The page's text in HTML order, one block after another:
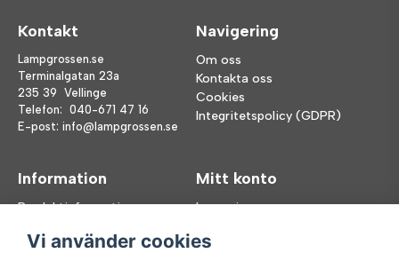
Kontakt
Lampgrossen.se
Terminalgatan 23a
235 39 Vellinge
Telefon: 040-671 47 16
E-post: info@lampgrossen.se
Navigering
Om oss
Kontakta oss
Cookies
Integritetspolicy (GDPR)
Information
Produktinformation
FAQ
Mitt konto
Logga in
Glömt lösenord?
Vi använder cookies